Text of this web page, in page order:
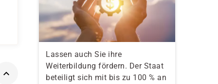
Lassen auch Sie ihre
Weiterbildung fördern. Der Staat
beteiligt sich mit bis zu 100 % an